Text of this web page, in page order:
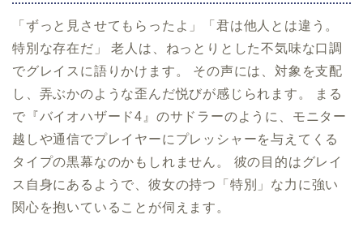
「ずっと見させてもらったよ」「君は他人とは違う。
特別な存在だ」 老人は、ねっとりとした不気味な口調
でグレイスに語りかけます。 その声には、対象を支配
し、弄ぶかのような歪んだ悦びが感じられます。 まる
で『バイオハザード4』のサドラーのように、モニター
越しや通信でプレイヤーにプレッシャーを与えてくる
タイプの黒幕なのかもしれません。 彼の目的はグレイ
ス自身にあるようで、彼女の持つ「特別」な力に強い
関心を抱いていることが伺えます。